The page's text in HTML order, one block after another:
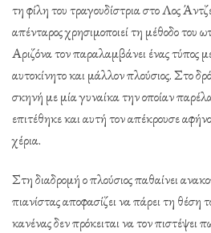
τη φίλη του τραγουδίστρια στο Λος
απένταρος χρησιμοποιεί τη μέθοδο του
Αριζόνα τον παραλαμβάνει ένας τύπος
αυτοκίνητο και μάλλον πλούσιος. Στο
σκηνή με μία γυναίκα την οποίαν
επιτέθηκε και αυτή τον απέκρουσε
χέρια.
Στη διαδρομή ο πλούσιος παθαίνει
πιανίστας αποφασίζει να πάρει τη θέση
κανένας δεν πρόκειται να τον πιστέψει